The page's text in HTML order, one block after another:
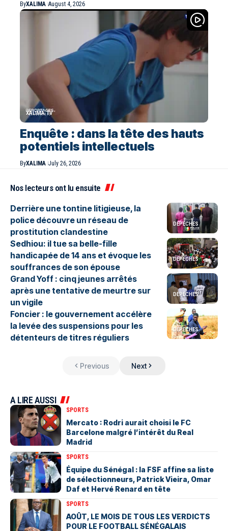
ByXALIMA August 4, 2026
XALIMA TV
Enquête : dans la tête des hauts
potentiels intellectuels
ByXALIMA July 26, 2026
Nos lecteurs ont lu ensuite
DEPECHES
Derrière une tontine litigieuse, la
police découvre un réseau de
prostitution clandestine
DEPECHES
Sedhiou: il tue sa belle-fille
handicapée de 14 ans et évoque les
souffrances de son épouse
DEPECHES
Grand Yoff : cinq jeunes arrêtés
après une tentative de meurtre sur
un vigile
DEPECHES
Foncier : le gouvernement accélère
la levée des suspensions pour les
détenteurs de titres réguliers
Previous Next
A LIRE AUSSI
SPORTS
Mercato : Rodri aurait choisi le FC
Barcelone malgré l’intérêt du Real
Madrid
SPORTS
Équipe du Sénégal : la FSF affine sa liste
de sélectionneurs, Patrick Vieira, Omar
Daf et Hervé Renard en tête
SPORTS
AOÛT, LE MOIS DE TOUS LES VERDICTS
POUR LE FOOTBALL SÉNÉGALAIS